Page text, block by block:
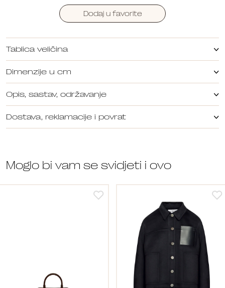
Dodaj u favorite
Tablica veličina
Dimenzije u cm
Opis, sastav, održavanje
Dostava, reklamacije i povrat
Moglo bi vam se svidjeti i ovo